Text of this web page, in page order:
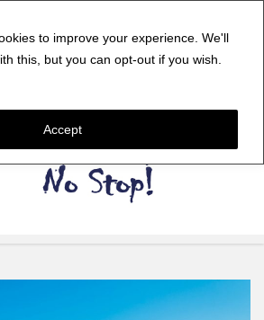
to improve your experience. We'll
this, but you can opt-out if you wish.
Accept